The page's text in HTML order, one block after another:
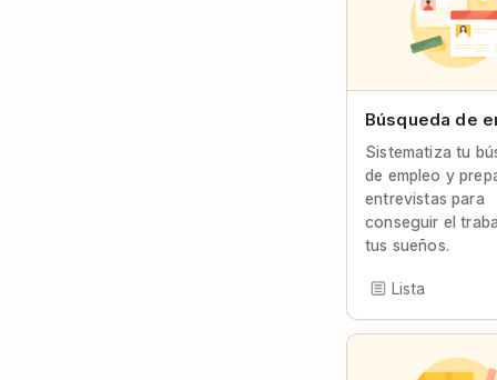
Búsqueda de
Sistematiza tu
de empleo y
entrevistas para
conseguir el
tus sueños.
Lista